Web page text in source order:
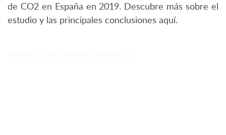
de CO2 en España en 2019. Descubre más sobre el
estudio y las principales conclusiones aquí.